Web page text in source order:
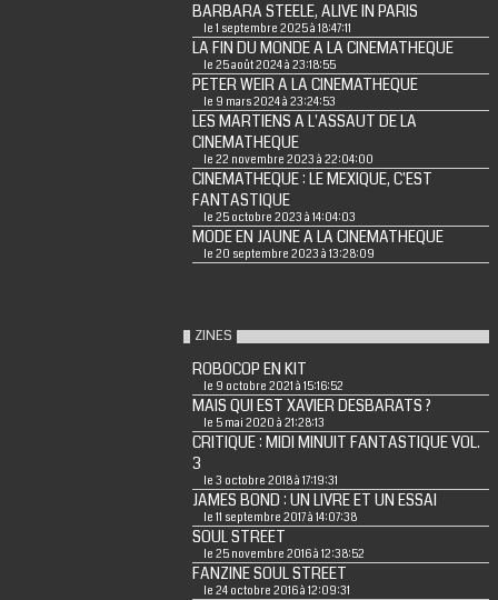
BARBARA STEELE, ALIVE IN PARIS
le 1 septembre 2025 à 18:47:11
LA FIN DU MONDE A LA CINEMATHEQUE
le 25 août 2024 à 23:18:55
PETER WEIR A LA CINEMATHEQUE
le 9 mars 2024 à 23:24:53
LES MARTIENS A L'ASSAUT DE LA
CINEMATHEQUE
le 22 novembre 2023 à 22:04:00
CINEMATHEQUE : LE MEXIQUE, C'EST
FANTASTIQUE
le 25 octobre 2023 à 14:04:03
MODE EN JAUNE A LA CINEMATHEQUE
le 20 septembre 2023 à 13:28:09
ZINES
ROBOCOP EN KIT
le 9 octobre 2021 à 15:16:52
MAIS QUI EST XAVIER DESBARATS ?
le 5 mai 2020 à 21:28:13
CRITIQUE : MIDI MINUIT FANTASTIQUE VOL.
3
le 3 octobre 2018 à 17:19:31
JAMES BOND : UN LIVRE ET UN ESSAI
le 11 septembre 2017 à 14:07:38
SOUL STREET
le 25 novembre 2016 à 12:38:52
FANZINE SOUL STREET
le 24 octobre 2016 à 12:09:31